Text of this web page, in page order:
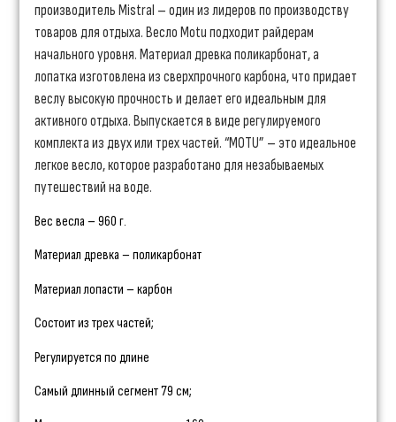
производитель Mistral – один из лидеров по производству
товаров для отдыха. Весло Motu подходит райдерам
начального уровня. Материал древка поликарбонат, а
лопатка изготовлена из сверхпрочного карбона, что придает
веслу высокую прочность и делает его идеальным для
активного отдыха. Выпускается в виде регулируемого
комплекта из двух или трех частей. “MOTU” – это идеальное
легкое весло, которое разработано для незабываемых
путешествий на воде.
Вес весла – 960 г.
Материал древка – поликарбонат
Материал лопасти – карбон
Состоит из трех частей;
Регулируется по длине
Самый длинный сегмент 79 см;